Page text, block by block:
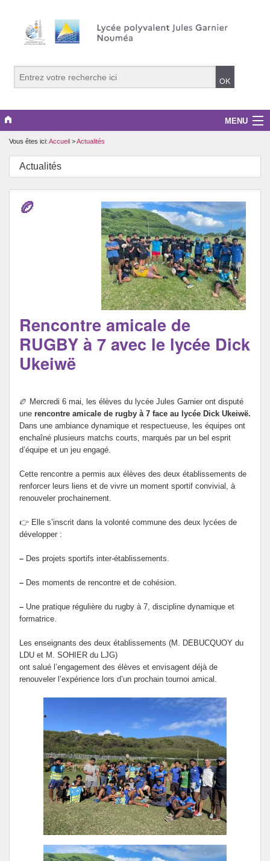
MENU
Le lycée
La vie lycéenne
Les formations
Vous êtes ici: Accueil >Actualités
Actualités
🏉
Rencontre amicale de
RUGBY à 7 avec le lycée Dick
Ukeiwë
🏉 Mercredi 6 mai, les élèves du lycée Jules Garnier ont disputé
une rencontre amicale de rugby à 7 face au lycée Dick Ukeiwë.
Dans une ambiance dynamique et respectueuse, les équipes ont
enchaîné plusieurs matchs courts, marqués par un bel esprit
d’équipe et un jeu engagé.
Cette rencontre a permis aux élèves des deux établissements de
renforcer leurs liens et de vivre un moment sportif convivial, à
renouveler prochainement.
👉 Elle s’inscrit dans la volonté commune des deux lycées de
développer :
– Des projets sportifs inter‑établissements.
– Des moments de rencontre et de cohésion.
– Une pratique régulière du rugby à 7, discipline dynamique et
formatrice.
Les enseignants des deux établissements (M. DEBUCQUOY du
LDU et M. SOHIER du LJG)
ont salué l’engagement des élèves et envisagent déjà de
renouveler l’expérience lors d’un prochain tournoi amical.